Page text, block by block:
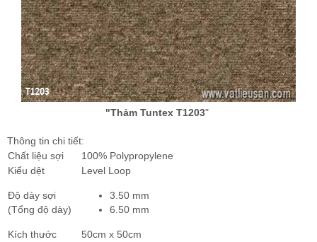
"Thảm Tuntex T1203"
Thông tin chi tiết:
Chất liệu sợi
100% Polypropylene
Kiểu dệt
Level Loop
Độ dày sợi
(Tổng độ dày)
3.50 mm
6.50 mm
Kích thước
50cm x 50cm